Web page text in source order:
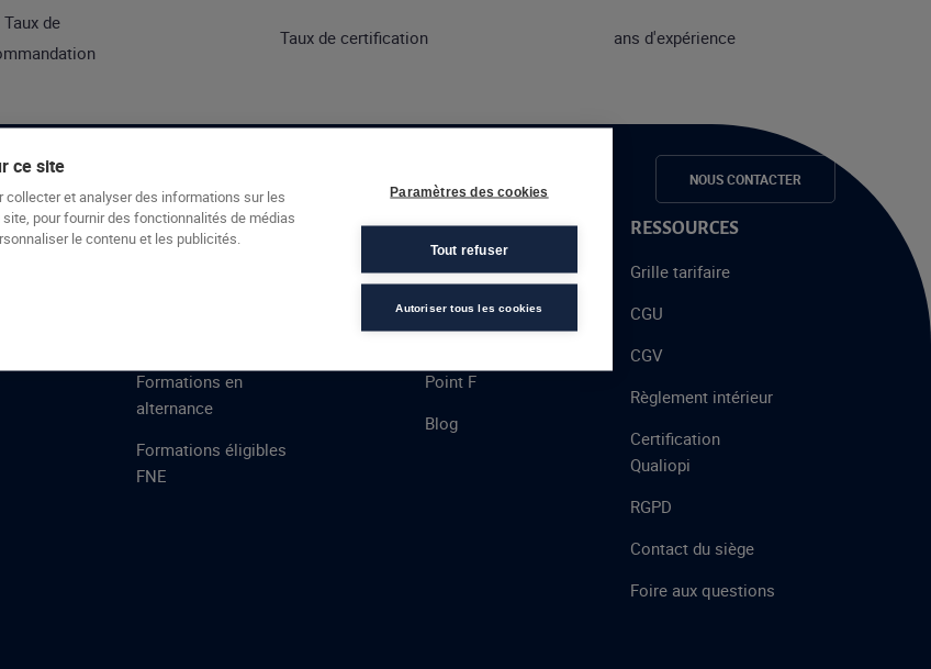
Espace candidats NOUS CONTACTER
Taux de
Taux de certification ans d'expérience
PRESTATIONS
Formations en
alternance
Formations éligibles
FNE
À PROPOS
Talent
Point F
Blog
RESSOURCES
Grille tarifaire
CGU
CGV
Règlement intérieur
Certification
Qualiopi
RGPD
Contact du siège
Foire aux questions
ce site
et analyser des informations sur les
pour fournir des fonctionnalités de médias
le contenu et les publicités.
Paramètres des cookies
Tout refuser
Autoriser tous les cookies